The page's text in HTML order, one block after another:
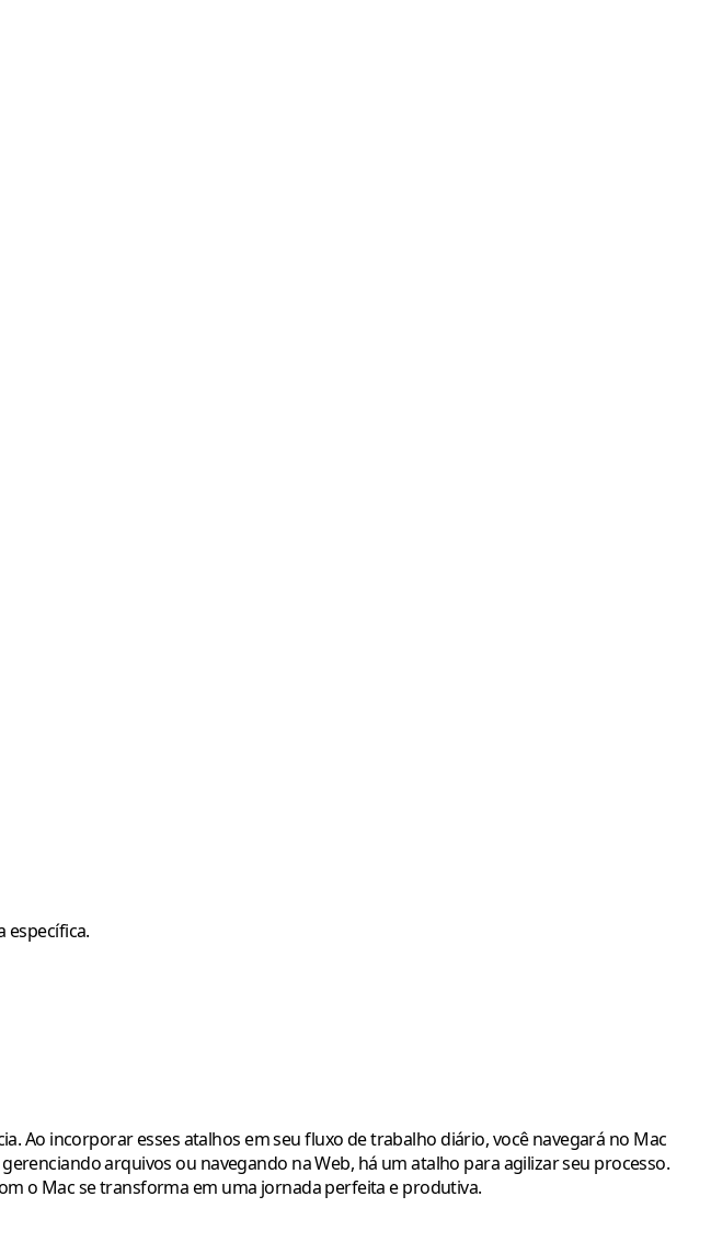
específica.
Ao incorporar esses atalhos em seu fluxo de trabalho diário, você navegará no Mac
arquivos ou navegando na Web, há um atalho para agilizar seu processo.
o Mac se transforma em uma jornada perfeita e produtiva.